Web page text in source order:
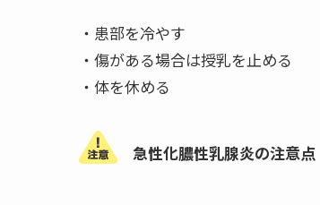
・患部を冷やす
・傷がある場合は授乳を止める
・体を休める
急性化膿性乳腺炎の注意点